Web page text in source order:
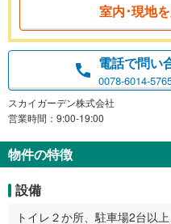
室内･現地
電話で問い
0078-6014-
スカイガーデン株式会社
営業時間：9:00-19:00
物件の特徴
設備
トイレ２か所、駐車場2台以